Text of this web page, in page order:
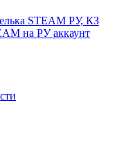
STEAM РУ, КЗ
на РУ аккаунт